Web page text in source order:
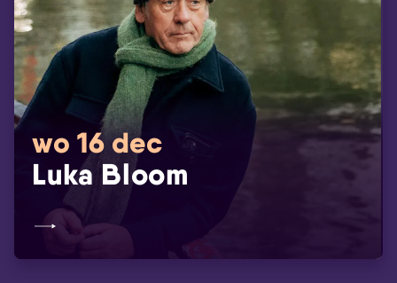
wo 16 dec
Luka Bloom